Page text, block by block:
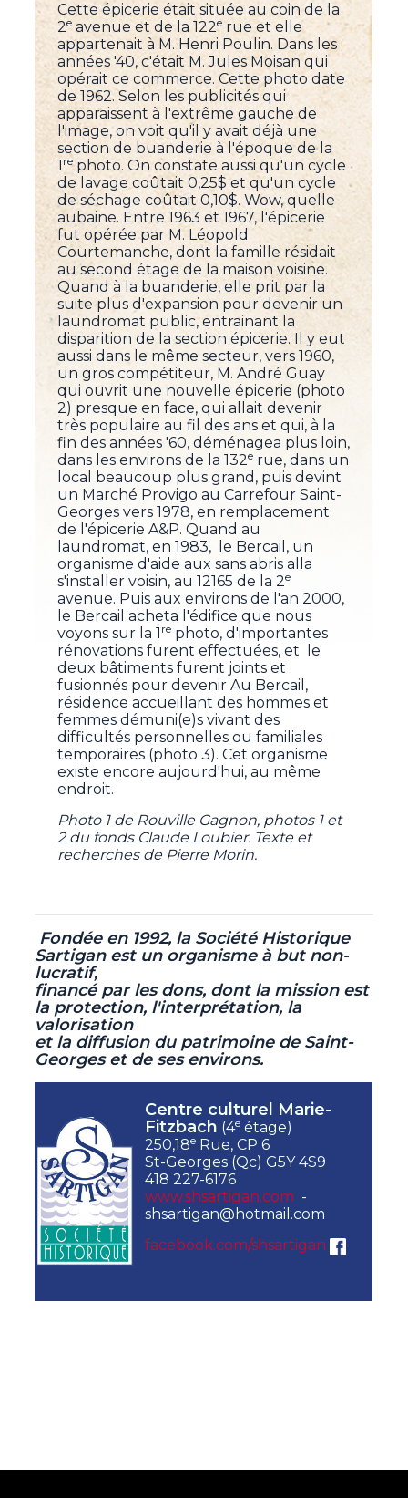
Cette épicerie était située au coin de la
2e avenue et de la 122e rue et elle
appartenait à M. Henri Poulin. Dans les
années '40, c'était M. Jules Moisan qui
opérait ce commerce. Cette photo date
de 1962. Selon les publicités qui
apparaissent à l'extrême gauche de
l'image, on voit qu'il y avait déjà une
section de buanderie à l'époque de la
1 rephoto. On constate aussi qu'un cycle
de lavage coûtait 0,25$ et qu'un cycle
de séchage coûtait 0,10$. Wow, quelle
aubaine. Entre 1963 et 1967, l'épicerie
fut opérée par M. Léopold
Courtemanche, dont la famille résidait
au second étage de la maison voisine.
Quand à la buanderie, elle prit par la
suite plus d'expansion pour devenir un
laundromat public, entrainant la
disparition de la section épicerie. Il y eut
aussi dans le même secteur, vers 1960,
un gros compétiteur, M. André Guay
qui ouvrit une nouvelle épicerie (photo
2) presque en face, qui allait devenir
très populaire au fil des ans et qui, à la
fin des années '60, déménagea plus loin,
dans les environs de la 132e rue, dans un
local beaucoup plus grand, puis devint
un Marché Provigo au Carrefour Saint-
Georges vers 1978, en remplacement
de l'épicerie A&P. Quand au
laundromat, en 1983, le Bercail, un
organisme d'aide aux sans abris alla
s'installer voisin, au 12165 de la 2e
avenue. Puis aux environs de l'an 2000,
le Bercail acheta l'édifice que nous
voyons sur la 1 re photo, d'importantes
rénovations furent effectuées, et le
deux bâtiments furent joints et
fusionnés pour devenir Au Bercail,
résidence accueillant des hommes et
femmes démuni(e)s vivant des
difficultés personnelles ou familiales
temporaires (photo 3). Cet organisme
existe encore aujourd'hui, au même
endroit.
Photo 1 de Rouville Gagnon, photos 1 et
2 du fonds Claude Loubier. Texte et
recherches de Pierre Morin.
Fondée en 1992, la Société Historique
Sartigan est un organisme à but non-
lucratif,
financé par les dons, dont la mission est
la protection, l'interprétation, la
valorisation
et la diffusion du patrimoine de Saint-
Georges et de ses environs.
Centre culturel Marie-
Fitzbach (4e étage)
250,18e Rue, CP 6
St-Georges (Qc) G5Y 4S9
418 227-6176
www.shsartigan.com -
shsartigan@hotmail.com
facebook.com/shsartigan